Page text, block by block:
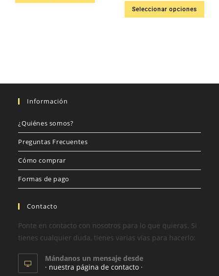
Seleccionar opciones
Información
¿Quiénes somos?
Preguntas Frecuentes
Cómo comprar
Formas de pago
Contacto
Ponte en contacto con nosotros para lo que quieras. Si
tienes cualquier duda, tienes varias vías para hacerlo:
Mándanos un mensaje desde
· nuestra página de contacto ·